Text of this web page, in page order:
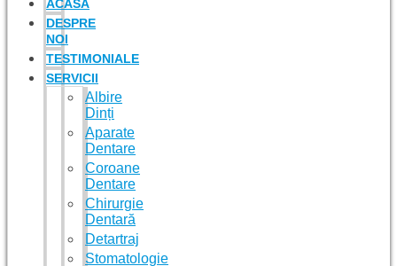
ACASĂ
DESPRE
NOI
TESTIMONIALE
SERVICII
Albire
Dinți
Aparate
Dentare
Coroane
Dentare
Chirurgie
Dentară
Detartraj
Stomatologie